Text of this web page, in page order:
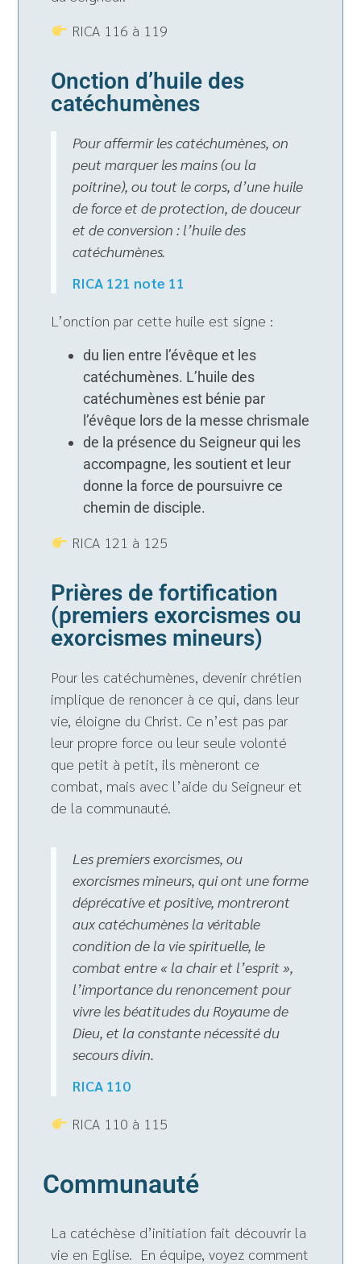
RICA 116 à 119
Onction d’huile des
catéchumènes
Pour affermir les catéchumènes, on
peut marquer les mains (ou la
poitrine), ou tout le corps, d’une huile
de force et de protection, de douceur
et de conversion : l’huile des
catéchumènes.
RICA 121 note 11
L’onction par cette huile est signe :
du lien entre l’évêque et les
catéchumènes. L’huile des
catéchumènes est bénie par
l’évêque lors de la messe chrismale
de la présence du Seigneur qui les
accompagne, les soutient et leur
donne la force de poursuivre ce
chemin de disciple.
RICA 121 à 125
Prières de fortification
(premiers exorcismes ou
exorcismes mineurs)
Pour les catéchumènes, devenir chrétien
implique de renoncer à ce qui, dans leur
vie, éloigne du Christ. Ce n’est pas par
leur propre force ou leur seule volonté
que petit à petit, ils mèneront ce
combat, mais avec l’aide du Seigneur et
de la communauté.
Les premiers exorcismes, ou
exorcismes mineurs, qui ont une forme
déprécative et positive, montreront
aux catéchumènes la véritable
condition de la vie spirituelle, le
combat entre « la chair et l’esprit »,
l’importance du renoncement pour
vivre les béatitudes du Royaume de
Dieu, et la constante nécessité du
secours divin.
RICA 110
RICA 110 à 115
Communauté
La catéchèse d’initiation fait découvrir la
vie en Eglise. En équipe, voyez comment